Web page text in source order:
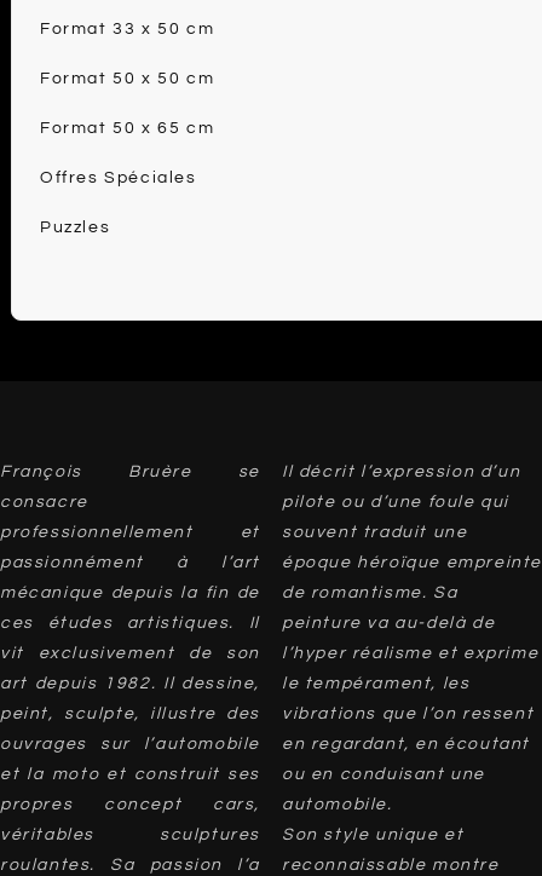
Format 33 x 50 cm
Format 50 x 50 cm
Format 50 x 65 cm
Offres Spéciales
Puzzles
François Bruère se
consacre
professionnellement et
passionnément à l’art
mécanique depuis la fin de
ces études artistiques. Il
vit exclusivement de son
art depuis 1982. Il dessine,
peint, sculpte, illustre des
ouvrages sur l’automobile
et la moto et construit ses
propres concept cars,
véritables sculptures
roulantes. Sa passion l’a
Il décrit l’expression d’un
pilote ou d’une foule qui
souvent traduit une
époque héroïque empreinte
de romantisme. Sa
peinture va au-delà de
l’hyper réalisme et exprime
le tempérament, les
vibrations que l’on ressent
en regardant, en écoutant
ou en conduisant une
automobile.
Son style unique et
reconnaissable montre